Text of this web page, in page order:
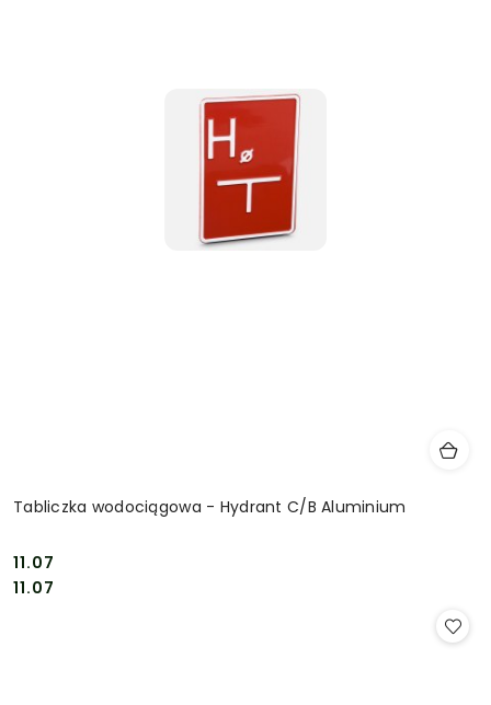
Tabliczka wodociągowa - Hydrant C/B Aluminium
Cena:
11.07
Cena:
11.07